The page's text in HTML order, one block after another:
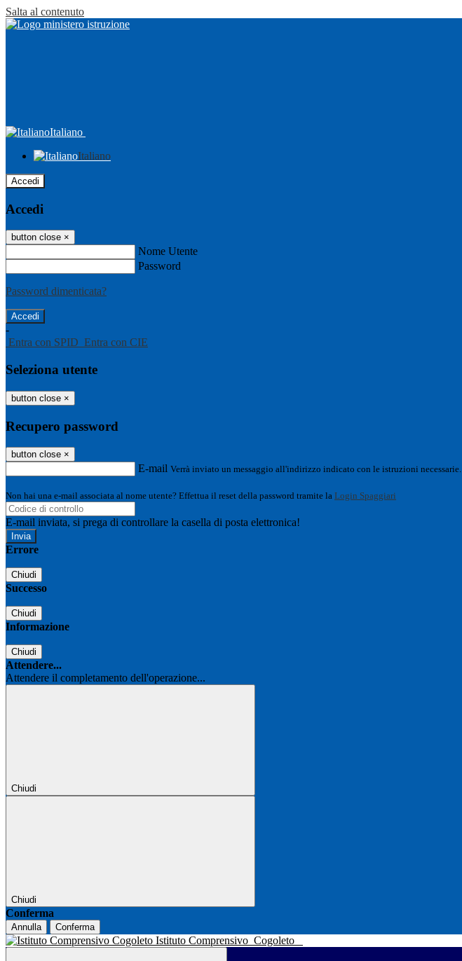
Salta al contenuto
Italiano
Italiano
Accedi
Accedi
button close ×
Nome Utente
Password
Password dimenticata?
-
Entra con SPID Entra con CIE
Seleziona utente
button close ×
Recupero password
button close ×
E-mail Verrà inviato un messaggio all'indirizzo indicato con le istruzioni necessarie.
Non hai una e-mail associata al nome utente? Effettua il reset della password tramite la Login Spaggiari
E-mail inviata, si prega di controllare la casella di posta elettronica!
Errore
Chiudi
Successo
Chiudi
Informazione
Chiudi
Attendere...
Attendere il completamento dell'operazione...
Chiudi
Chiudi
Conferma
Annulla Conferma
Istituto Comprensivo Cogoleto